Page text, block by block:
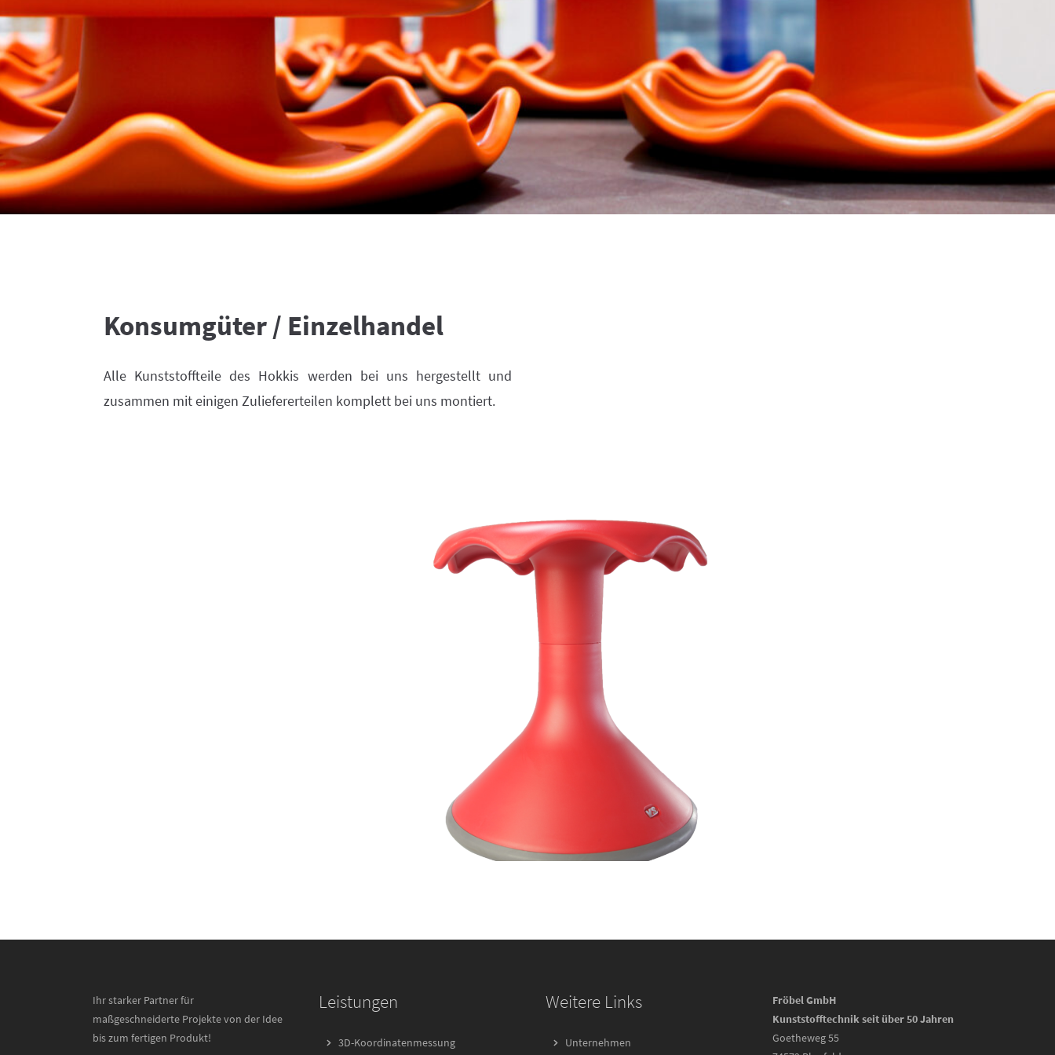
Konsumgüter / Einzelhandel
Alle Kunststoffteile des Hokkis werden bei uns hergestellt und
zusammen mit einigen Zuliefererteilen komplett bei uns montiert.
Ihr starker Partner für
maßgeschneiderte Projekte von der Idee
bis zum fertigen Produkt!
Leistungen
3D-Koordinatenmessung
Weitere Links
Unternehmen
Fröbel GmbH
Kunststofftechnik seit über 50 Jahren
Goetheweg 55